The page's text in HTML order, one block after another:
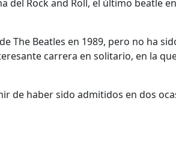
del Rock and Roll, el último beatle
The Beatles en 1989, pero no ha
carrera en solitario, en la
de haber sido admitidos en dos